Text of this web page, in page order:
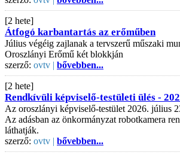
[2 hete]
Átfogó karbantartás az erőműben
Július végéig zajlanak a tervszerű műszaki
Oroszlányi Erőmű két blokkján
szerző: ovtv | bővebben...
[2 hete]
Rendkívüli képviselő-testületi ülés -
Az oroszlányi képviselő-testület 2026. július
Az adásban az önkormányzat robotkamera
láthatják.
szerző: ovtv | bővebben...